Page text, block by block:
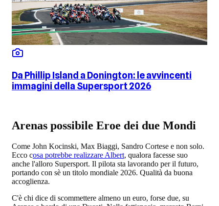
Da Phillip Island a Donington: le avvincenti
immagini della Supersport 2026
Arenas possibile Eroe dei due Mondi
Come John Kocinski, Max Biaggi, Sandro Cortese e non solo.
Ecco cosa potrebbe realizzare Albert, qualora facesse suo
anche l'alloro Supersport. Il pilota sta lavorando per il futuro,
portando con sè un titolo mondiale 2026. Qualità da buona
accoglienza.
C'è chi dice di scommettere almeno un euro, forse due, su